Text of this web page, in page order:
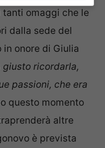
omaggi che le
dalla sede del
in onore di Giulia
giusto ricordarla,
passioni, che era
questo momento
altre
è prevista